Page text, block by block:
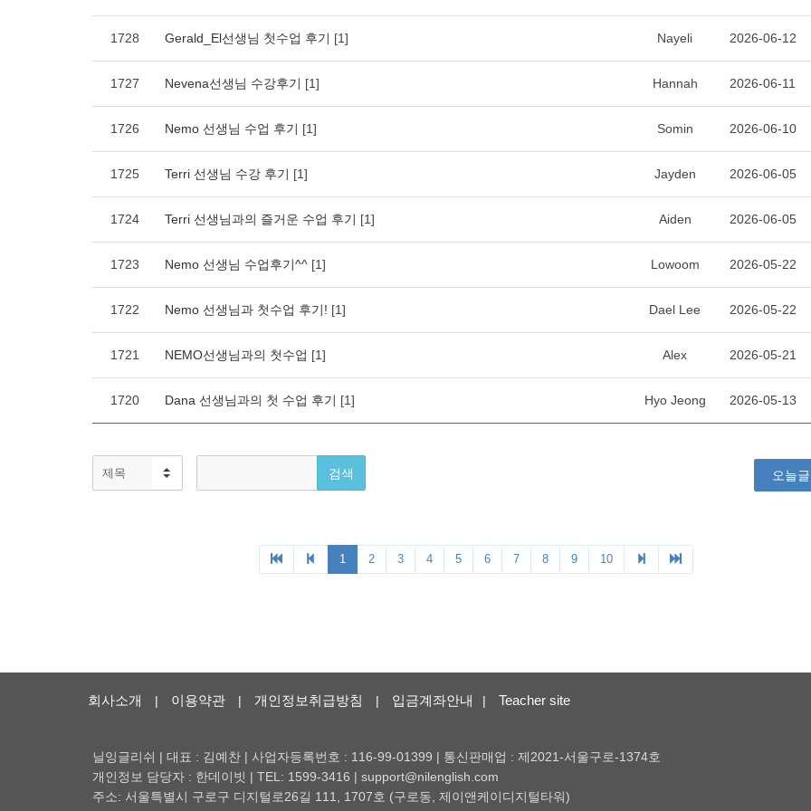
회사소개 | 이용약관 | 개인정보취급방침 | 입금계좌안내 | Teacher site
닐잉글리쉬 | 대표 : 김예찬 | 사업자등록번호 : 116-99-01399 | 통신판매업 : 제2021-서울구로-1374호
개인정보 담당자 : 한데이빗 | TEL: 1599-3416 | support@nilenglish.com
주소: 서울특별시 구로구 디지털로26길 111, 1707호 (구로동, 제이앤케이디지털타워)